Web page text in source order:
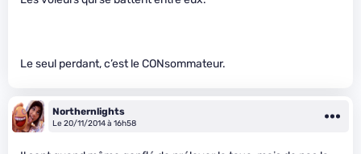
Le seul perdant, c’est le CONsommateur.
Northernlights
Le 20/11/2014 à 16h58